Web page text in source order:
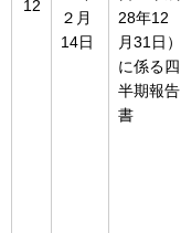
12
２月
14日
28年12
月31日）
に係る四
半期報告
書